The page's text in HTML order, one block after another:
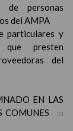
de personas
del AMPA
particulares y
que presten
del
EN LAS
COMUNES
01